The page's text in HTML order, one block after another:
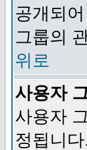
공개되
그룹의
위로
사용자
사용자
정됩니